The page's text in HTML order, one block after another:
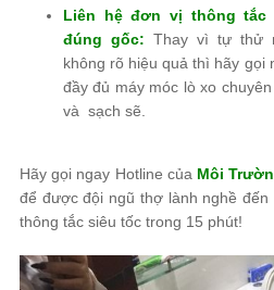
Liên hệ đơn vị thông
đúng gốc: Thay vì tự thử
không rõ hiệu quả thì hãy gọi
đầy đủ máy móc lò xo
và sạch sẽ.
Hãy gọi ngay Hotline của Môi
để được đội ngũ thợ lành nghề
thông tắc siêu tốc trong 15 phút!